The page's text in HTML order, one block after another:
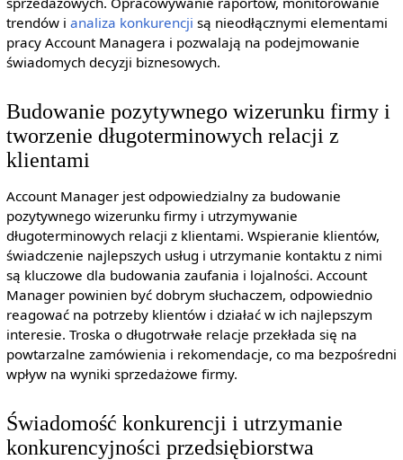
trendów i analiza konkurencji są nieodłącznymi elementami
pracy Account Managera i pozwalają na podejmowanie
świadomych decyzji biznesowych.
Budowanie pozytywnego wizerunku firmy i
tworzenie długoterminowych relacji z
klientami
Account Manager jest odpowiedzialny za budowanie
pozytywnego wizerunku firmy i utrzymywanie
długoterminowych relacji z klientami. Wspieranie klientów,
świadczenie najlepszych usług i utrzymanie kontaktu z nimi
są kluczowe dla budowania zaufania i lojalności. Account
Manager powinien być dobrym słuchaczem, odpowiednio
reagować na potrzeby klientów i działać w ich najlepszym
interesie. Troska o długotrwałe relacje przekłada się na
powtarzalne zamówienia i rekomendacje, co ma bezpośredni
wpływ na wyniki sprzedażowe firmy.
Świadomość konkurencji i utrzymanie
konkurencyjności przedsiębiorstwa